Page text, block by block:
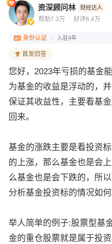
资深顾问林 财经达人
帮助7.3万 好评6.4万
身份认证 入驻4年
首发回答
您好，2023年亏损的基金
为基金的收益是浮动的，
保证其收益性，主要看基
回来。
基金的涨跌主要是看投资
的上涨，那么基金也是会
么基金也是会下跌的，所
分析基金投资标的情况如何
举人简单的例子:股票型基
金的重仓股票就是属于投